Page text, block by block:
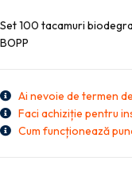
Set 100 tacamuri
BOPP
Ai nevoie de termen
Faci achiziție pentru
Cum funcționează